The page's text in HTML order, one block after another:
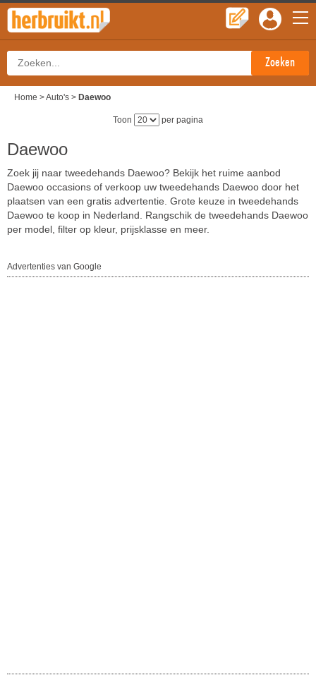
Home >Auto's > Daewoo
Toon per pagina
Daewoo
Zoek jij naar tweedehands Daewoo? Bekijk het ruime aanbod
Daewoo occasions of verkoop uw tweedehands Daewoo door het
plaatsen van een gratis advertentie. Grote keuze in tweedehands
Daewoo te koop in Nederland. Rangschik de tweedehands Daewoo
per model, filter op kleur, prijsklasse en meer.
Advertenties van Google